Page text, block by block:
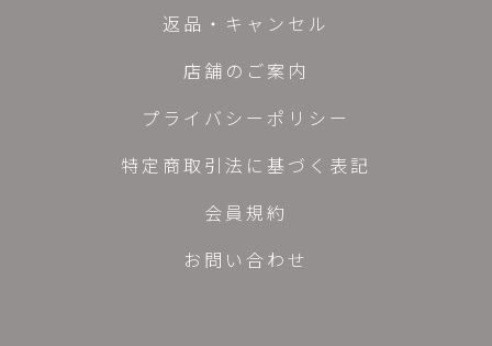
返品・キャンセル
店舗のご案内
プライバシーポリシー
特定商取引法に基づく表記
会員規約
お問い合わせ